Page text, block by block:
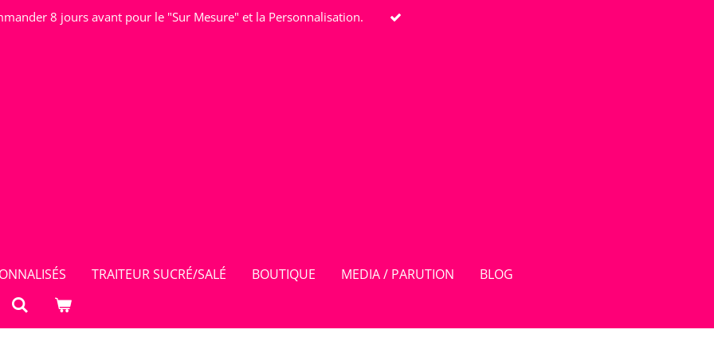
8 jours avant pour le "Sur Mesure" et la Personnalisation.
TRAITEUR SUCRÉ/SALÉ BOUTIQUE MEDIA / PARUTION
BLOG